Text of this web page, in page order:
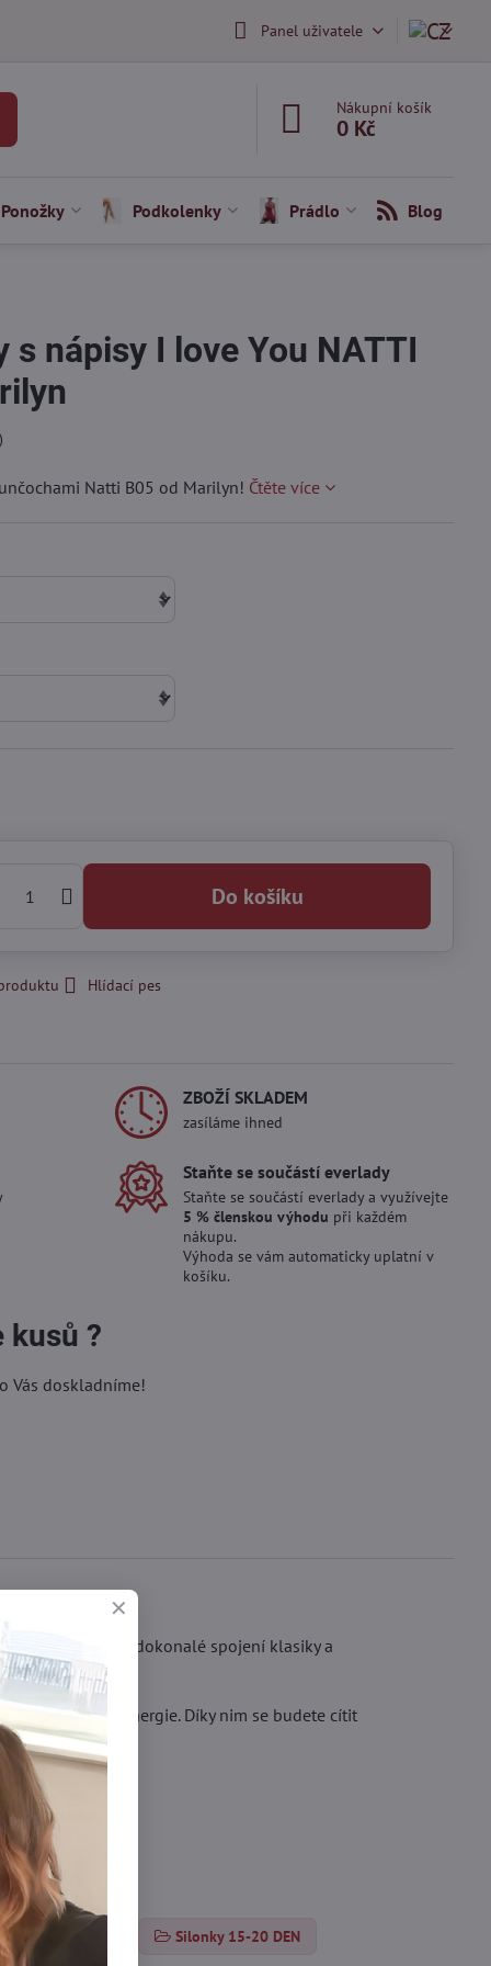
Panel uživatele
Nákupní košík
0 Kč
Ponožky Podkolenky Prádlo Blog
s nápisy I love You NATTI
Natti B05 od Marilyn! Čtěte více
Do košíku
Hlídací pes
ZBOŽÍ SKLADEM
zasíláme ihned
Staňte se součástí everlady
Staňte se součástí everlady a využívejte
5 % členskou výhodu při každém
nákupu.
Výhoda se vám automaticky uplatní v
košíku.
kusů ?
Vás doskladníme!
Natti B05 – dokonalé spojení klasiky a
a ženské energie. Díky nim se budete cítit
pančuchy Silonky 15-20 DEN